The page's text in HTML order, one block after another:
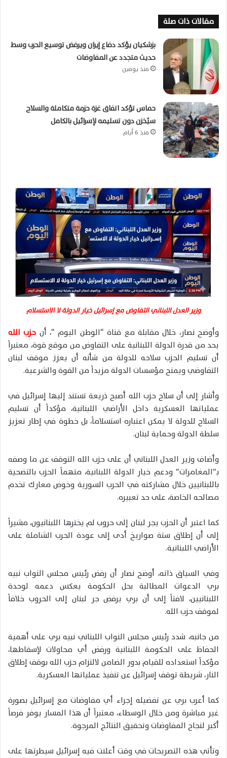
مقالات ذات صلة
بزشكيان يؤكد دفاع إيران ويرفض توسيع الحرب وسط
حديث متجدد عن المفاوضات
منذ يومين
حماس تؤكد اتفاق غزة حزمة متكاملة والسلاح
سيُخزن دون تسليمه لإسرائيل بالكامل
منذ 6 أيام
وزير العدل اللبناني التفاوض مع إسرائيل خيار الدولة لا الاستسلام
وأوضح نصار، خلال مقابلة مع قناة “الوطن اليوم “، أن حزب الله
يحد من قدرة الدولة اللبنانية على التفاوض من موقع قوة، معتبراً
أن تسليم الحزب سلاحه للدولة من شأنه أن يعزز موقف لبنان
التفاوضي ويمنح مؤسسات الدولة مزيداً من القوة والشرعية.
وأشار إلى أن سلاح حزب الله أصبح ذريعة تستند إليها إسرائيل في
عملياتها العسكرية داخل الأراضي اللبنانية، مؤكداً أن تسليم
السلاح للدولة لا يمكن اعتباره استسلاماً، بل خطوة في إطار تعزيز
سلطة الدولة وحماية لبنان.
وأضاف وزير العدل اللبناني أن على حزب الله التوقف عن ما وصفه
بـ”المغامرات” ودعم خيار الدولة اللبنانية، متهماً الحزب بالتضحية
باللبنانيين خلال مشاركته في الحرب السورية وخوض معارك تخدم
مصالحه الخاصة، على حد تعبيره.
كما اعتبر أن الحزب يجر لبنان إلى حروب لم يخترها اللبنانيون، مشيراً
إلى أن إطلاق ستة صواريخ أدى إلى عودة الحرب الشاملة على
الأراضي اللبنانية.
وفي السياق ذاته، أوضح نصار أن رفض رئيس مجلس النواب نبيه
بري الدعوات المطالبة بحل الحكومة يعكس دعمه لوحدة
اللبنانيين، لافتاً إلى أن بري يرفض جر لبنان إلى الحروب خلافاً
لموقف حزب الله.
من جانبه، شدد رئيس مجلس النواب اللبناني نبيه بري على أهمية
الحفاظ على الحكومة اللبنانية ورفض أي محاولات لإسقاطها،
مؤكداً استعداده للقيام بدور الضامن لالتزام حزب الله بوقف إطلاق
النار، شريطة توقف إسرائيل عن تنفيذ عملياتها العسكرية.
كما أعرب بري عن تفضيله إجراء أي مفاوضات مع إسرائيل بصورة
غير مباشرة ومن خلال الوسطاء، معتبراً أن هذا المسار يوفر فرصاً
أكبر لنجاح المفاوضات وتحقيق النتائج المرجوة.
وتأتي هذه التصريحات في وقت أعلنت فيه إسرائيل سيطرتها على